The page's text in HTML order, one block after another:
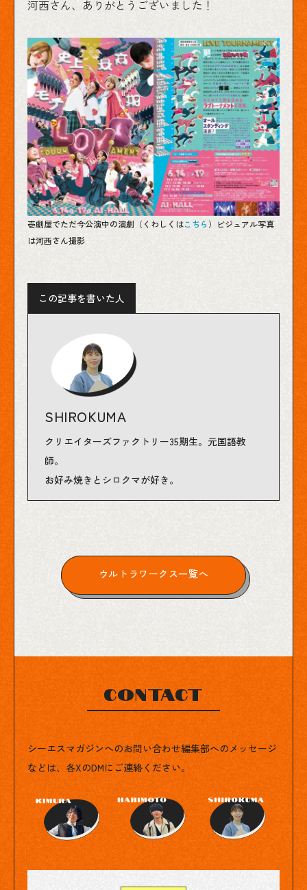
河西さん、ありがとうございました！
壱劇屋でただ今公演中の演劇（くわしくはこちら）ビジュアル写真
は河西さん撮影
この記事を書いた人
SHIROKUMA
クリエイターズファクトリー35期生。元国語教
師。
お好み焼きとシロクマが好き。
ウルトラワークス一覧へ
Contact
シーエスマガジンへのお問い合わせ編集部へのメッセージ
などは、各XのDMにご連絡ください。